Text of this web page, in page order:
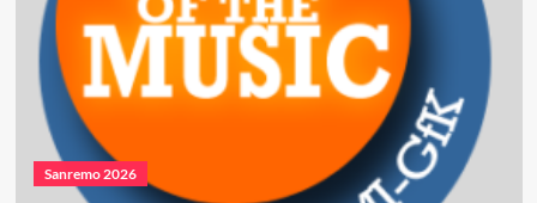
Sanremo 2026